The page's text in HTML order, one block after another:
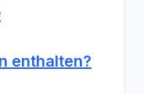
enthalten?